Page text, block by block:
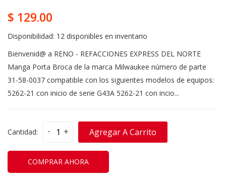
$ 129.00
Disponibilidad: 12 disponibles en inventario
Bienvenid@ a RENO - REFACCIONES EXPRESS DEL NORTE
Manga Porta Broca de la marca Milwaukee número de parte
31-58-0037 compatible con los siguientes modelos de equipos:
5262-21 con inicio de serie G43A 5262-21 con incio...
Cantidad: - + Agregar A Carrito
COMPRAR AHORA